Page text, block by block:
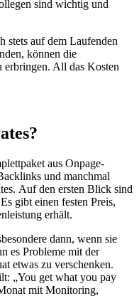
sind wichtig und
stets auf dem Laufenden
können die
All das Kosten
aus Onpage-
und manchmal
Auf den ersten Blick sind
gibt einen festen Preis,
erhält.
dann, wenn sie
es Probleme mit der
etwas zu verschenken.
„You get what you pay
mit Monitoring,